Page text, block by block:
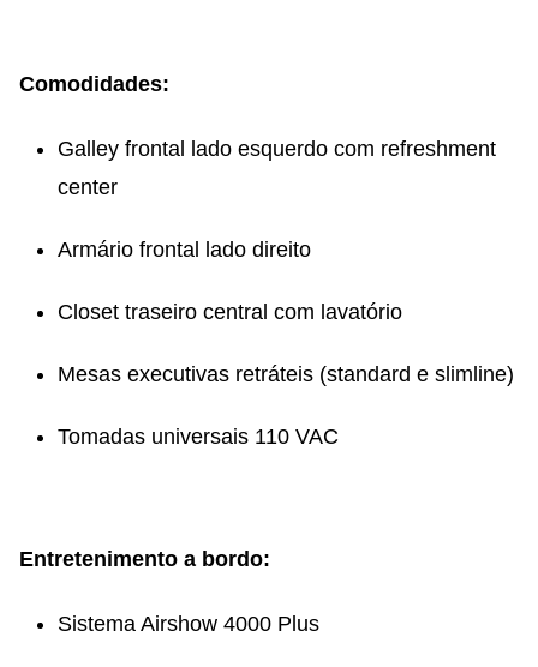
Comodidades:
Galley frontal lado esquerdo com refreshment
center
Armário frontal lado direito
Closet traseiro central com lavatório
Mesas executivas retráteis (standard e slimline)
Tomadas universais 110 VAC
Entretenimento a bordo:
Sistema Airshow 4000 Plus